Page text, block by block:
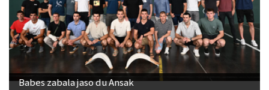
Babes zabala jaso du Ansak